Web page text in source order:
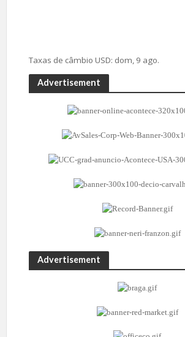
Taxas de câmbio USD: dom, 9 ago.
Advertisement
Advertisement